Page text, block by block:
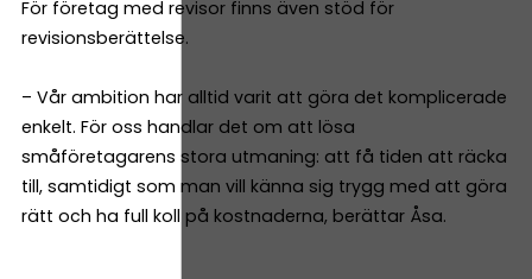
För företag med revisor finns även stöd för
revisionsberättelse.
– Vår ambition har alltid varit att göra det komplicerade
enkelt. För oss handlar det om att lösa
småföretagarens stora utmaning: att få tiden att räcka
till, samtidigt som man vill känna sig trygg med att göra
rätt och ha full koll på kostnaderna, berättar Åsa.